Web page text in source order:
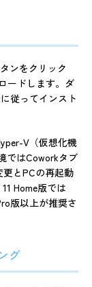
ンをクリック
ードします。ダ
従ってインスト
V（仮想化機
ではCoworkタブ
とPCの再起動
Home版では
版以上が推奨さ
グ